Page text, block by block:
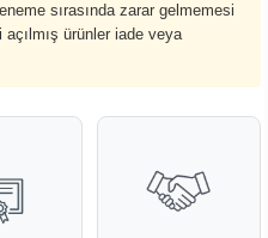
sırasında zarar gelmemesi
ürünler iade veya